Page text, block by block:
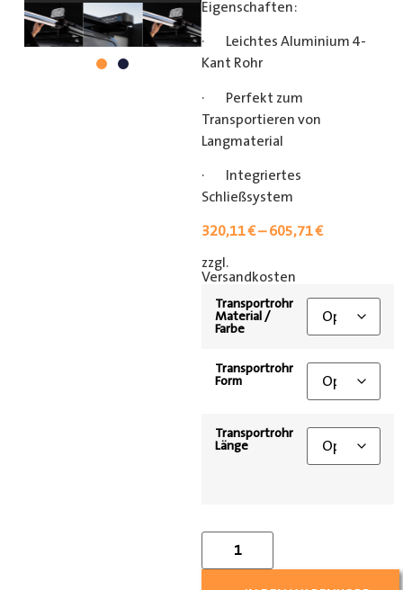
Eigenschaften:
· Leichtes Aluminium 4-
Kant Rohr
· Perfekt zum
Transportieren von
Langmaterial
· Integriertes
Schließsystem
320,11€–605,71€
zzgl.
Versandkosten
Transportrohr
Material /
Farbe
Transportrohr
Form
Transportrohr
Länge